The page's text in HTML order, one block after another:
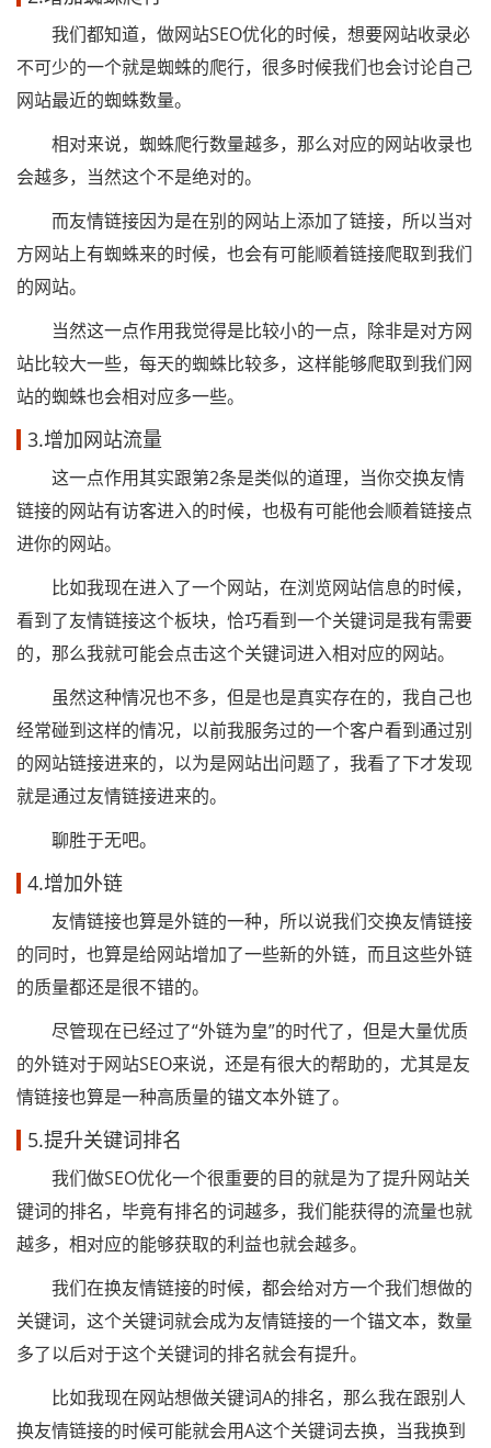
我们都知道，做网站SEO优化的时候，想要网站收录必
不可少的一个就是蜘蛛的爬行，很多时候我们也会讨论自己
网站最近的蜘蛛数量。
相对来说，蜘蛛爬行数量越多，那么对应的网站收录也
会越多，当然这个不是绝对的。
而友情链接因为是在别的网站上添加了链接，所以当对
方网站上有蜘蛛来的时候，也会有可能顺着链接爬取到我们
的网站。
当然这一点作用我觉得是比较小的一点，除非是对方网
站比较大一些，每天的蜘蛛比较多，这样能够爬取到我们网
站的蜘蛛也会相对应多一些。
3.增加网站流量
这一点作用其实跟第2条是类似的道理，当你交换友情
链接的网站有访客进入的时候，也极有可能他会顺着链接点
进你的网站。
比如我现在进入了一个网站，在浏览网站信息的时候，
看到了友情链接这个板块，恰巧看到一个关键词是我有需要
的，那么我就可能会点击这个关键词进入相对应的网站。
虽然这种情况也不多，但是也是真实存在的，我自己也
经常碰到这样的情况，以前我服务过的一个客户看到通过别
的网站链接进来的，以为是网站出问题了，我看了下才发现
就是通过友情链接进来的。
聊胜于无吧。
4.增加外链
友情链接也算是外链的一种，所以说我们交换友情链接
的同时，也算是给网站增加了一些新的外链，而且这些外链
的质量都还是很不错的。
尽管现在已经过了“外链为皇”的时代了，但是大量优质
的外链对于网站SEO来说，还是有很大的帮助的，尤其是友
情链接也算是一种高质量的锚文本外链了。
5.提升关键词排名
我们做SEO优化一个很重要的目的就是为了提升网站关
键词的排名，毕竟有排名的词越多，我们能获得的流量也就
越多，相对应的能够获取的利益也就会越多。
我们在换友情链接的时候，都会给对方一个我们想做的
关键词，这个关键词就会成为友情链接的一个锚文本，数量
多了以后对于这个关键词的排名就会有提升。
比如我现在网站想做关键词A的排名，那么我在跟别人
换友情链接的时候可能就会用A这个关键词去换，当我换到